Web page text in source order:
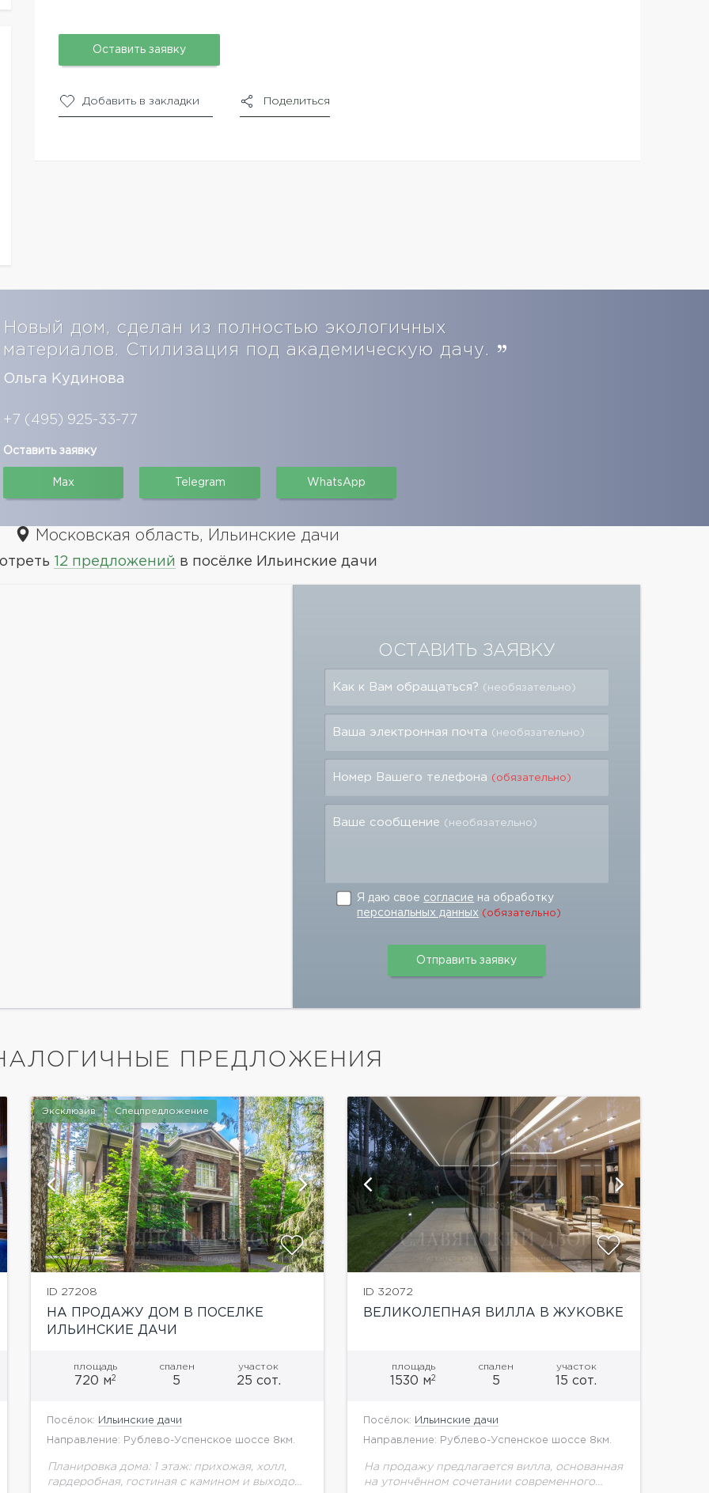
Оставить заявку
Добавить в закладки Поделиться
дом, сделан из полностью экологичных
материалов. Стилизация под академическую дачу.
Ольга Кудинова
+7 (495) 925-33-77
Оставить заявку
Max Telegram WhatsApp
Московская область, Ильинские дачи
12 предложений в посёлке Ильинские дачи
ОСТАВИТЬ ЗАЯВКУ
Как к Вам обращаться? (необязательно)
Ваша электронная почта (необязательно)
Номер Вашего телефона (обязательно)
Ваше сообщение (необязательно)
Я даю свое согласие на обработку
персональных данных (обязательно)
ПРЕДЛОЖЕНИЯ
Эксклюзив Спецпредложение
ID 27208
НА ПРОДАЖУ ДОМ В ПОСЕЛКЕ
ИЛЬИНСКИЕ ДАЧИ
площадь
720 м2
спален
5
участок
25 сот.
Посёлок: Ильинские дачи
Направление: Рублево-Успенское шоссе 8км.
Планировка дома: 1 этаж: прихожая, холл,
гардеробная, гостиная с камином и выходом
показать ещё 48 фотографий
ID 32072
ВЕЛИКОЛЕПНАЯ ВИЛЛА В ЖУКОВКЕ
площадь
1530 м2
спален
5
участок
15 сот.
Посёлок: Ильинские дачи
Направление: Рублево-Успенское шоссе 8км.
На продажу предлагается вилла, основанная
на утончённом сочетании современного